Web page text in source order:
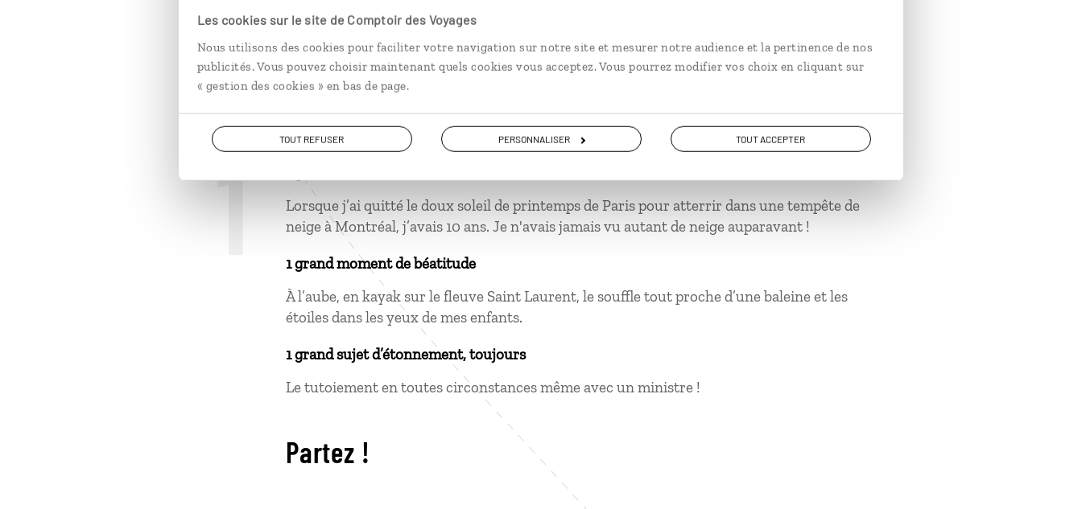
Les cookies sur le site de Comptoir des Voyages
Nous utilisons des cookies pour faciliter votre navigation sur notre site et mesurer notre audience et la pertinence de nos
publicités. Vous pouvez choisir maintenant quels cookies vous acceptez. Vous pourrez modifier vos choix en cliquant sur
« gestion des cookies » en bas de page.
TOUT REFUSER PERSONNALISER TOUT ACCEPTER
La positive attitude et que tout est possible «
pionniers.
La technique de « l’oignon » ou comment superposer les couches de vêtements pour être
prête pour tous les changements de météo.
1
Lorsque j’ai quitté le doux soleil de printemps de Paris pour atterrir dans une tempête de
neige à Montréal, j’avais 10 ans. Je n'avais jamais vu autant de neige auparavant !
1 grand moment de béatitude
À l’aube, en kayak sur le fleuve Saint Laurent, le souffle tout proche d’une baleine et les
étoiles dans les yeux de mes enfants.
1 grand sujet d’étonnement, toujours
Le tutoiement en toutes circonstances même avec un ministre !
Partez !